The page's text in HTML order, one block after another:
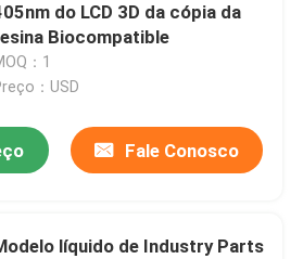
do LCD 3D da cópia da
Biocompatible
：1
：USD
Fale Conosco
líquido de Industry Parts